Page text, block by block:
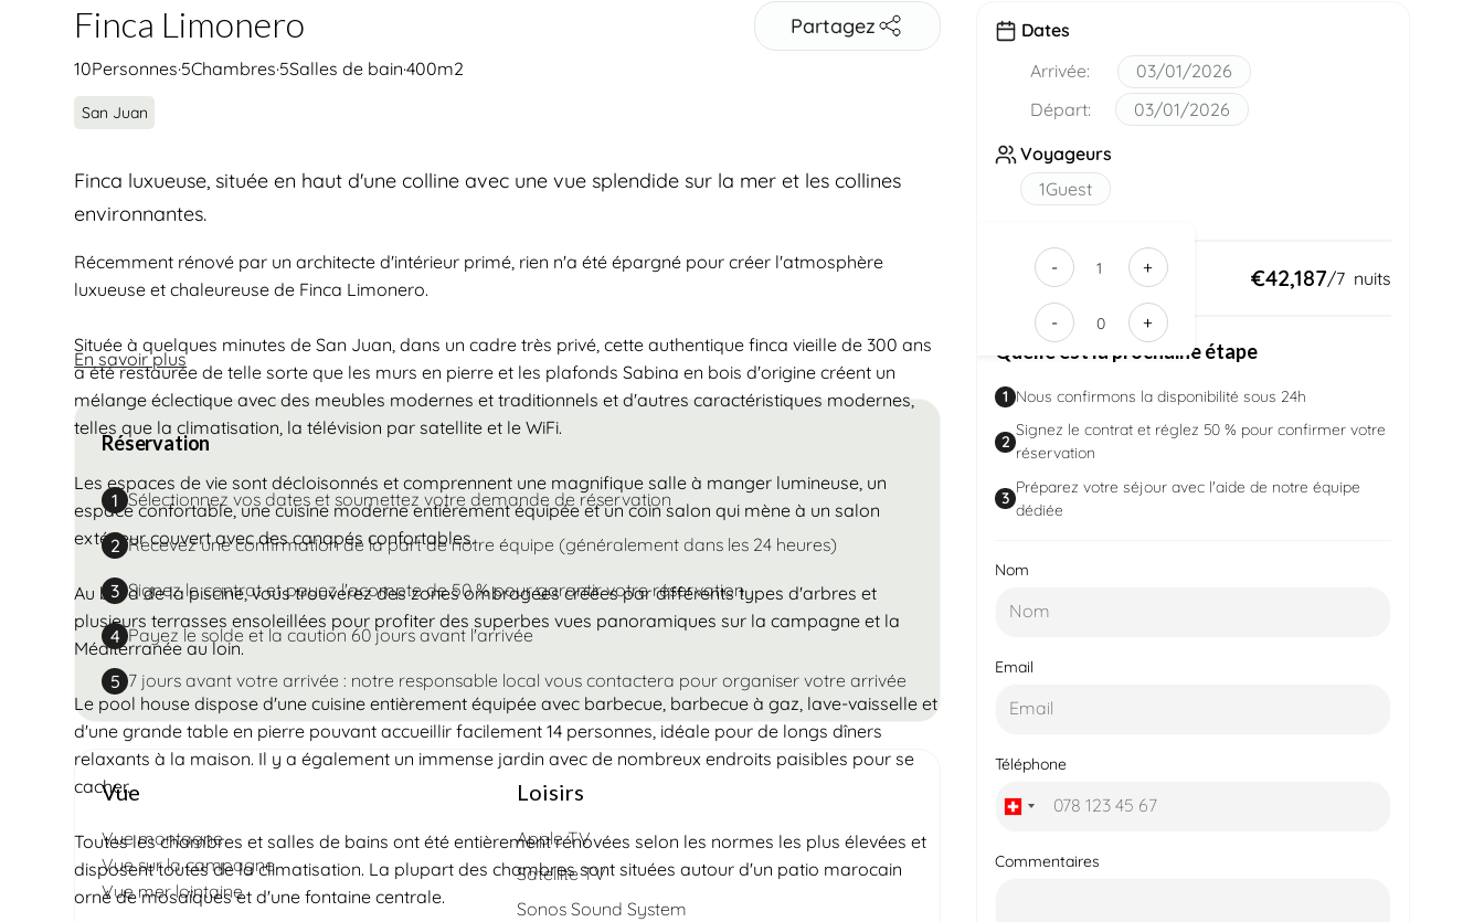
Finca Limonero
10Personnes·5Chambres·5Salles de bain·400m2
San Juan
Partagez
Finca luxueuse, située en haut d'une colline avec une vue splendide sur la mer et les collines
environnantes.
Récemment rénové par un architecte d'intérieur primé, rien n'a été épargné pour créer l'atmosphère
luxueuse et chaleureuse de Finca Limonero.
Située à quelques minutes de San Juan, dans un cadre très privé, cette authentique finca vieille de 300 ans
a été restaurée de telle sorte que les murs en pierre et les plafonds Sabina en bois d'origine créent un
mélange éclectique avec des meubles modernes et traditionnels et d'autres caractéristiques modernes,
telles que la climatisation, la télévision par satellite et le WiFi.
Les espaces de vie sont décloisonnés et comprennent une magnifique salle à manger lumineuse, un
espace confortable, une cuisine moderne entièrement équipée et un coin salon qui mène à un salon
extérieur couvert avec des canapés confortables.
Au bord de la piscine, vous trouverez des zones ombragées créées par différents types d'arbres et
plusieurs terrasses ensoleillées pour profiter des superbes vues panoramiques sur la campagne et la
Méditerranée au loin.
Le pool house dispose d'une cuisine entièrement équipée avec barbecue, barbecue à gaz, lave-vaisselle et
d'une grande table en pierre pouvant accueillir facilement 14 personnes, idéale pour de longs dîners
relaxants à la maison. Il y a également un immense jardin avec de nombreux endroits paisibles pour se
cacher.
Toutes les chambres et salles de bains ont été entièrement rénovées selon les normes les plus élevées et
disposent toutes de la climatisation. La plupart des chambres sont situées autour d'un patio marocain
orné de mosaïques et d'une fontaine centrale.
En savoir plus
Réservation
1 Sélectionnez vos dates et soumettez votre demande de réservation
2 Recevez une confirmation de la part de notre équipe (généralement dans les 24 heures)
3 Signez le contrat et payez l'acompte de 50 % pour garantir votre réservation
4 Payez le solde et la caution 60 jours avant l'arrivée
5 7 jours avant votre arrivée : notre responsable local vous contactera pour organiser votre arrivée
Vue
Vue montagne
Vue sur la campagne
Vue mer lointaine
Loisirs
Apple TV
Satellite TV
Sonos Sound System
Dates
Arrivée:
03/01/2026
Départ:
03/01/2026
Voyageurs
1Guest
Adultes -
+
- +
Total : €42,187/7nuits
Quelle est la prochaine étape
1 Nous confirmons la disponibilité sous 24h
2
Signez le contrat et réglez 50 % pour confirmer votre
réservation
3
Préparez votre séjour avec l'aide de notre équipe
dédiée
Nom
Email
Téléphone
Commentaires